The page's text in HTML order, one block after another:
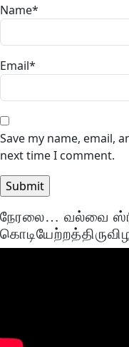
Name*
Email*
Save my name, email,
next time I comment.
நேரலை… வல்வை ஸ்ரீ